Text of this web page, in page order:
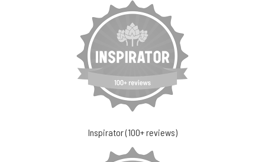
Inspirator (100+ reviews)